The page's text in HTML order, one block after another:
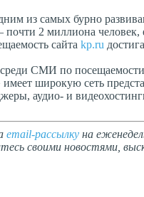
из самых бурно
2 миллиона
сайта kp.ru
СМИ по
широкую сеть
аудио- и
email-рассылку на
своими новостями,